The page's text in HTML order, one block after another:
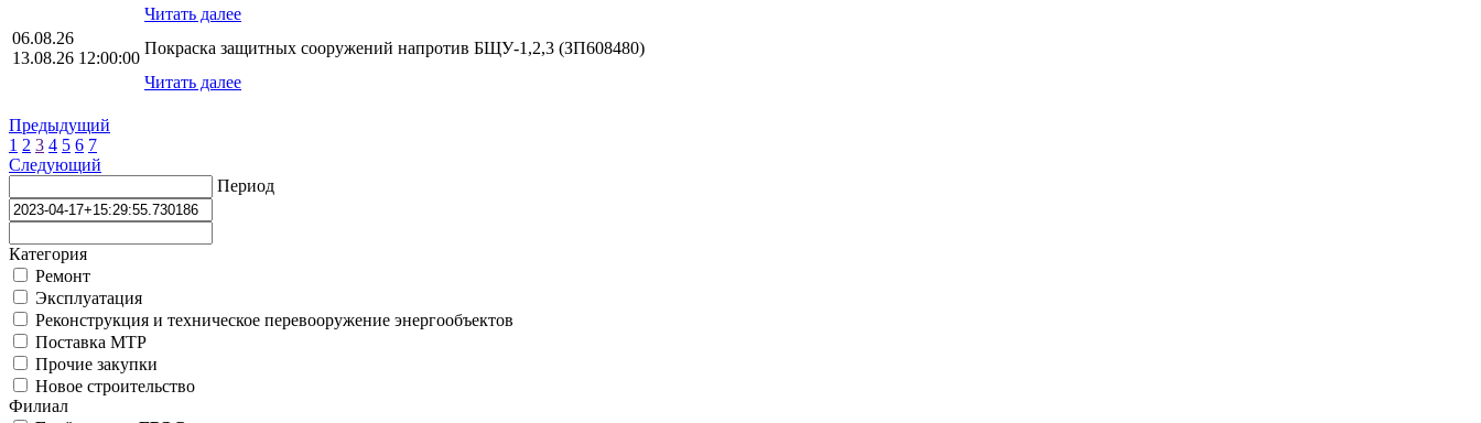
Читать далее
06.08.26
13.08.26 12:00:00
Покраска защитных сооружений напротив БЩУ-1,2,3 (ЗП608480)
Читать далее
Предыдущий
1 2 3 4 5 6 7
Следующий
Период
Категория
Ремонт
Эксплуатация
Реконструкция и техническое перевооружение энергообъектов
Поставка МТР
Прочие закупки
Новое строительство
Филиал